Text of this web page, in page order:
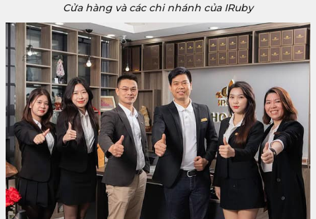
Cửa hàng và các chi nhánh của IRuby